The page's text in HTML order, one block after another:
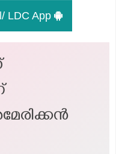
LDC App